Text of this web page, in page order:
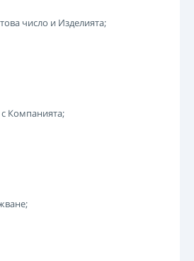
число и Изделията;
Компанията;